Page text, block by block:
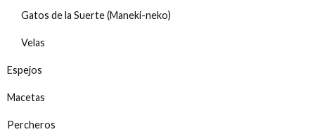
Gatos de la Suerte (Maneki-neko)
Velas
Espejos
Macetas
Percheros